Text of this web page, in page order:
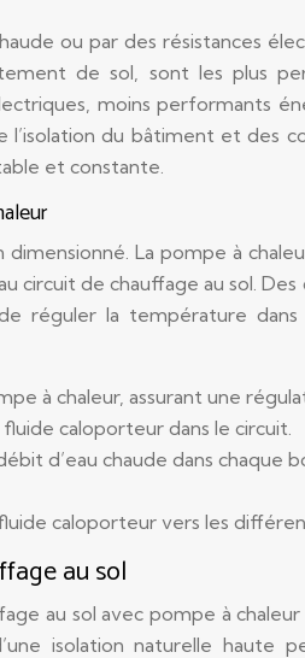
ou par des résistances
de sol, sont les plus
moins performants
du bâtiment et des
et constante.
La pompe à
circuit de chauffage au sol.
réguler la température
à chaleur, assurant une
caloporteur dans le circuit.
d’eau chaude dans chaque
caloporteur vers les
au sol
au sol avec pompe à
isolation naturelle